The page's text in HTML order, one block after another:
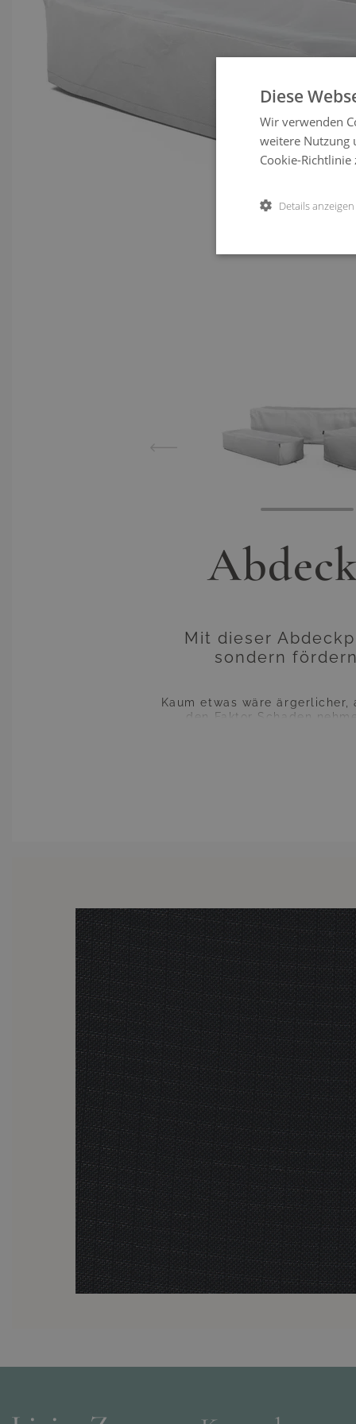
Mit dieser
sondern
Kaum etwas wäre
den Faktor Schaden
Sonnenstrahlen hektisch in
Möbel nicht
erzielende Nutzen hält
ungünstigen
Investition wird sich
Bitte beachten Sie, dass sich
jedoch weder die
Diese
Wir verwenden
weitere Nutzung
Cookie-Richtlinie
Details anzeigen